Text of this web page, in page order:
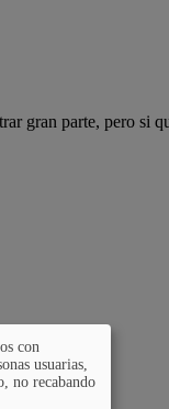
gran parte, pero si
con
usuarias,
no recabando